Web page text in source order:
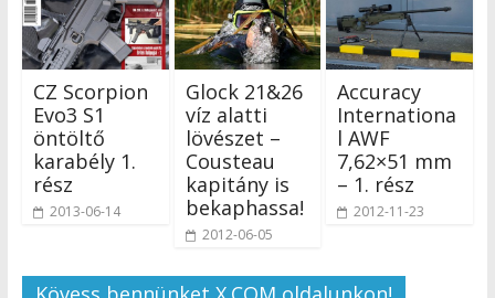
CZ Scorpion
Evo3 S1
öntöltő
karabély 1.
rész
2013-06-14
Glock 21&26
víz alatti
lövészet –
Cousteau
kapitány is
bekaphassa!
2012-06-05
Accuracy
Internationa
l AWF
7,62×51 mm
– 1. rész
2012-11-23